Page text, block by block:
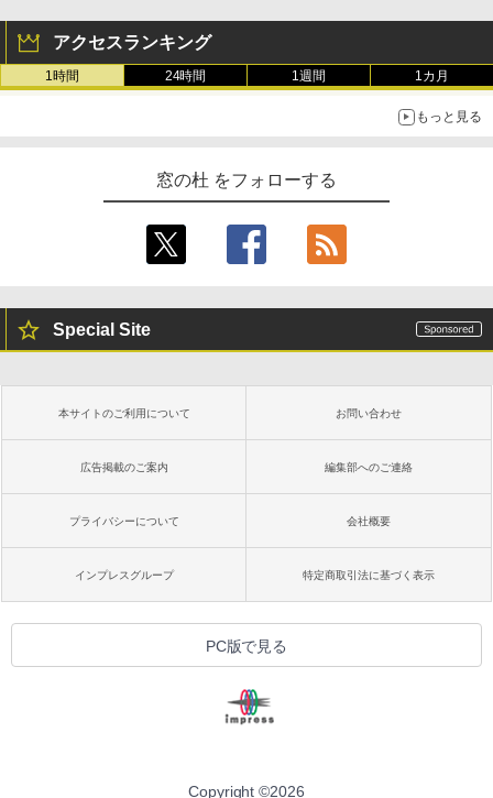
アクセスランキング
1時間 24時間 1週間 1カ月
もっと見る
窓の杜 をフォローする
Special Site
本サイトのご利用について お問い合わせ
広告掲載のご案内 編集部へのご連絡
プライバシーについて 会社概要
インプレスグループ 特定商取引法に基づく表示
PC版で見る
Copyright ©2026